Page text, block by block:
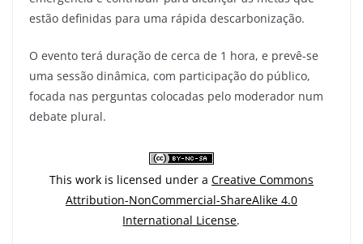
estão definidas para uma rápida descarbonização.
O evento terá duração de cerca de 1 hora, e prevê-se
uma sessão dinâmica, com participação do público,
focada nas perguntas colocadas pelo moderador num
debate plural.
This work is licensed under a Creative Commons
Attribution-NonCommercial-ShareAlike 4.0
International License.